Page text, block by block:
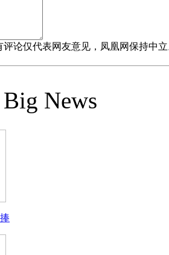
评论仅代表网友意见，凤凰网保持中
Big News